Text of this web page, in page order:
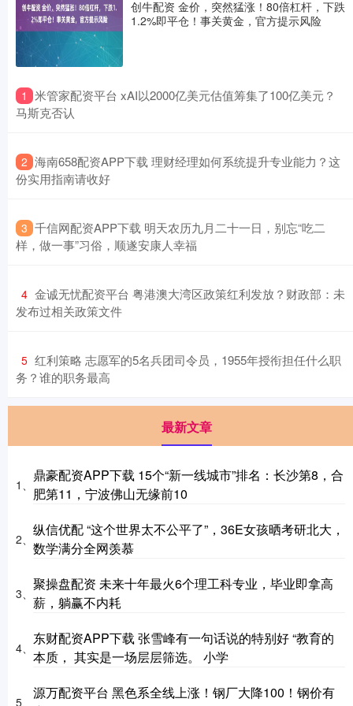
创牛配资 金价，突然猛涨！80倍杠杆，下跌
1.2%即平仓！事关黄金，官方提示风险
1 ​米管家配资平台 xAI以2000亿美元估值筹集了100亿美元？
马斯克否认
2 ​海南658配资APP下载 理财经理如何系统提升专业能力？这
份实用指南请收好
3 ​千信网配资APP下载 明天农历九月二十一日，别忘“吃二
样，做一事”习俗，顺遂安康人幸福
4 ​金诚无忧配资平台 粤港澳大湾区政策红利发放？财政部：未
发布过相关政策文件
5 ​红利策略 志愿军的5名兵团司令员，1955年授衔担任什么职
务？谁的职务最高
最新文章
1、
鼎豪配资APP下载 15个“新一线城市”排名：长沙第8，合
肥第11，宁波佛山无缘前10
2、
纵信优配 “这个世界太不公平了”，36E女孩晒考研北大，
数学满分全网羡慕
3、
聚操盘配资 未来十年最火6个理工科专业，毕业即拿高
薪，躺赢不内耗
4、
东财配资APP下载 张雪峰有一句话说的特别好 “教育的
本质， 其实是一场层层筛选。 小学
5、
源万配资平台 黑色系全线上涨！钢厂大降100！钢价有